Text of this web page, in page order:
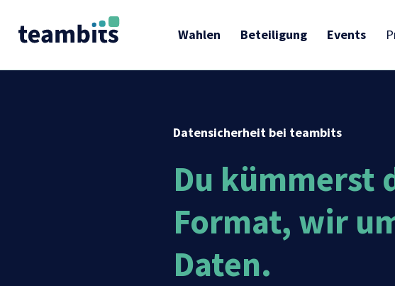
Wahlen Beteiligung Events
Datensicherheit bei teambits
Du kümmerst
Format, wir
Daten.